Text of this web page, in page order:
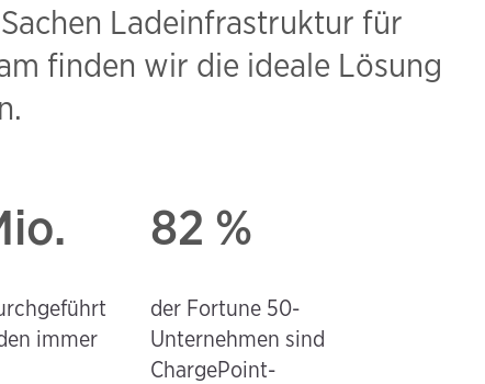
Ladeinfrastruktur für
finden wir die ideale Lösung
immer
82 %
der Fortune 50-
Unternehmen sind
ChargePoint-